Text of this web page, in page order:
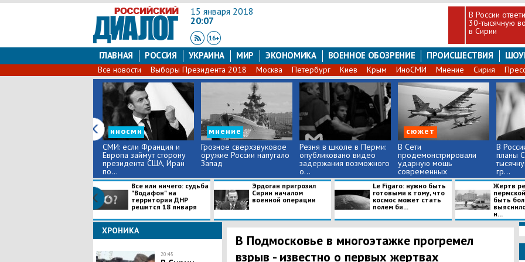
15 января 2018
20:07
В России
30-тысячную
в Сирии
ГЛАВНАЯ РОССИЯ УКРАИНА МИР ЭКОНОМИКА ВОЕННОЕ ОБОЗРЕНИЕ ПРОИСШЕСТВИЯ
Все новости Выборы Президента 2018 Москва Петербург Киев Крым ИноСМИ Мнение Сирия
иносми
СМИ: если Франция и
Европа займут сторону
президента США, Иран
по...
мнение
Грозное сверхзвуковое
оружие России напугало
Запад
Резня в школе в Перми:
опубликовано видео
задержания возможного
о...
сюжет
В Сети
продемонстрировали
ударную мощь
современных
штурмовиков – ...
В
планы
гр...
Все или ничего: судьба
"Водафон" на
территории ДНР
решится 18 января
Эрдоган пригрозил
Сирии началом
военной операции
Le Figaro: нужно быть
готовыми к тому, что
космос может стать
полем би...
Жертв
быть
н...
ХРОНИКА
20:45
В Подмосковье в многоэтажке прогремел
взрыв - известно о первых жертвах